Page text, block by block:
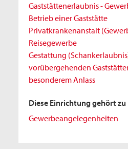
Gaststättenerlaubnis -
Betrieb einer Gaststätte
Privatkrankenanstalt
Reisegewerbe
Gestattung
vorübergehenden
besonderem Anlass
Diese Einrichtung gehört zu
Gewerbeangelegenheiten